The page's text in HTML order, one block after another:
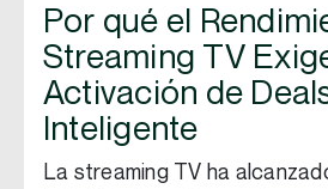
Por qué el
Streaming TV
Activación de
Inteligente
La streaming TV ha